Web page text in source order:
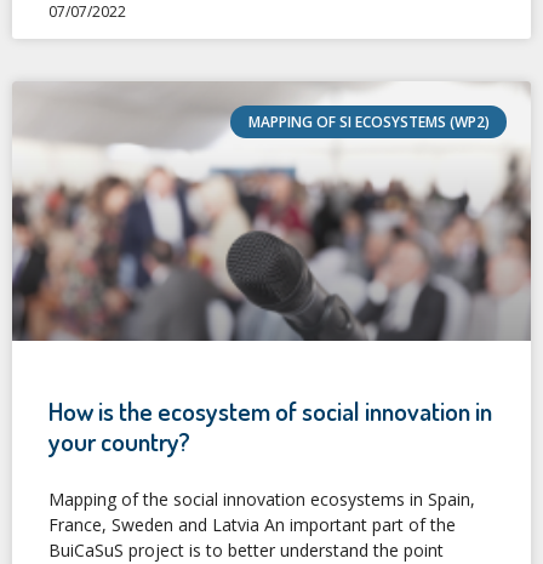
07/07/2022
MAPPING OF SI ECOSYSTEMS (WP2)
How is the ecosystem of social innovation in
your country?
Mapping of the social innovation ecosystems in Spain,
France, Sweden and Latvia An important part of the
BuiCaSuS project is to better understand the point